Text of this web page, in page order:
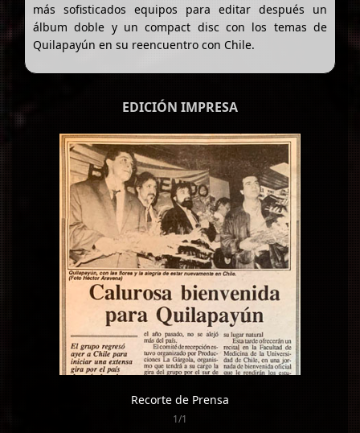
más sofisticados equipos para editar después un
álbum doble y un compact disc con los temas de
Quilapayún en su reencuentro con Chile.
EDICIÓN IMPRESA
Recorte de Prensa
1/1